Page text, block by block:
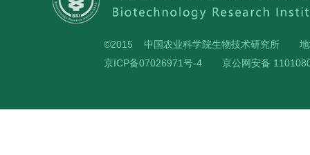
©2015 中国农业科学院生物技术研究所
京ICP备07026971号-4
京公网安备